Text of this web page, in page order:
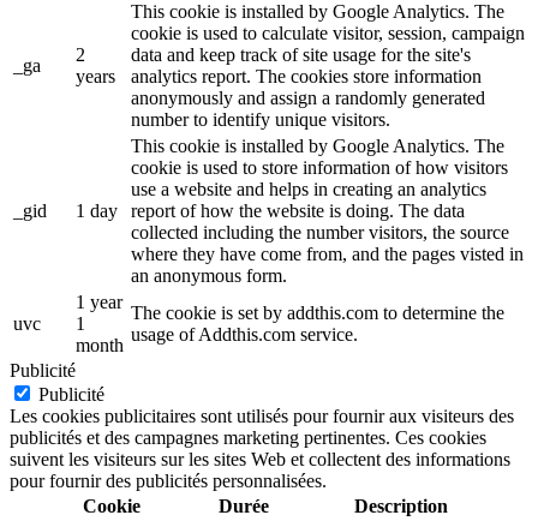
_ga
2
years
This cookie is installed by Google Analytics. The
cookie is used to calculate visitor, session, campaign
data and keep track of site usage for the site's
analytics report. The cookies store information
anonymously and assign a randomly generated
number to identify unique visitors.
_gid 1 day
This cookie is installed by Google Analytics. The
cookie is used to store information of how visitors
use a website and helps in creating an analytics
report of how the website is doing. The data
collected including the number visitors, the source
where they have come from, and the pages visted in
an anonymous form.
uvc
1 year
1
month
The cookie is set by addthis.com to determine the
usage of Addthis.com service.
Publicité
Publicité
Les cookies publicitaires sont utilisés pour fournir aux visiteurs des
publicités et des campagnes marketing pertinentes. Ces cookies
suivent les visiteurs sur les sites Web et collectent des informations
pour fournir des publicités personnalisées.
Cookie
Durée Description